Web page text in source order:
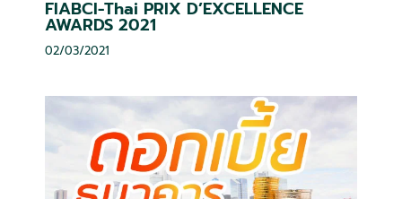
FIABCI-Thai PRIX D’EXCELLENCE
AWARDS 2021
02/03/2021